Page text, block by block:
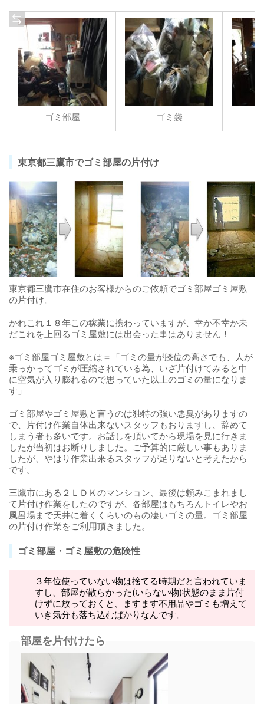
ゴミ部屋 ゴミ袋
東京都三鷹市でゴミ部屋の片付け
東京都三鷹市在住のお客様からのご依頼でゴミ部屋ゴミ屋敷
の片付け。
かれこれ１８年この稼業に携わっていますが、幸か不幸か未
だこれを上回るゴミ屋敷には出会った事はありません！
※ゴミ部屋ゴミ屋敷とは＝「ゴミの量が膝位の高さでも、人が
乗っかってゴミが圧縮されている為、いざ片付けてみると中
に空気が入り膨れるので思っていた以上のゴミの量になりま
す」
ゴミ部屋やゴミ屋敷と言うのは独特の強い悪臭がありますの
で、片付け作業自体出来ないスタッフもおりますし、辞めて
しまう者も多いです。お話しを頂いてから現場を見に行きま
したが当初はお断りしました。ご予算的に厳しい事もありま
したが、やはり作業出来るスタッフが足りないと考えたから
です。
三鷹市にある２ＬＤＫのマンション、最後は頼みこまれまし
て片付け作業をしたのですが、各部屋はもちろんトイレやお
風呂場まで天井に着くくらいのもの凄いゴミの量。ゴミ部屋
の片付け作業をご利用頂きました。
ゴミ部屋・ゴミ屋敷の危険性
３年位使っていない物は捨てる時期だと言われていま
すし、部屋が散らかった(いらない物)状態のまま片付
けずに放っておくと、ますます不用品やゴミも増えて
いき気分も落ち込むばかりなんです。
部屋を片付けたら